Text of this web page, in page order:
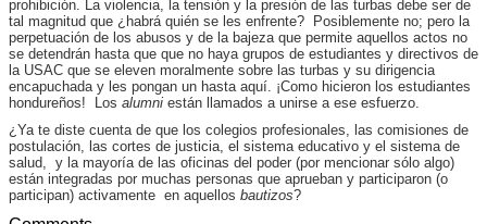
prohibición. La violencia, la tensión y la presión de las turbas debe ser de
tal magnitud que ¿habrá quién se les enfrente? Posiblemente no; pero la
perpetuación de los abusos y de la bajeza que permite aquellos actos no
se detendrán hasta que que no haya grupos de estudiantes y directivos de
la USAC que se eleven moralmente sobre las turbas y su dirigencia
encapuchada y les pongan un hasta aquí. ¡Como hicieron los estudiantes
hondureños! Los alumni están llamados a unirse a ese esfuerzo.
¿Ya te diste cuenta de que los colegios profesionales, las comisiones de
postulación, las cortes de justicia, el sistema educativo y el sistema de
salud, y la mayoría de las oficinas del poder (por mencionar sólo algo)
están integradas por muchas personas que aprueban y participaron (o
participan) activamente en aquellos bautizos?